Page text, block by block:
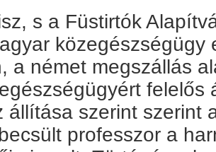
s a Füstirtók
közegészségügy
a német megszállás
felelős
állítása szerint szerint
professzor a